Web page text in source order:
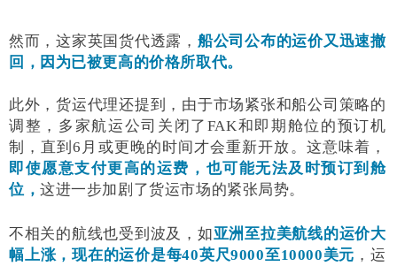
然而，这家英国货代透露， 船公司公布的运价又迅速撤
回，因为已被更高的价格所取代。
此外，货运代理还提到，由于市场紧张和船公司策略的
调整，多家航运公司关闭了FAK和即期舱位的预订机
制，直到6月或更晚的时间才会重新开放。这意味着，
即使愿意支付更高的运费，也可能无法及时预订到舱
位，这进一步加剧了货运市场的紧张局势。
不相关的航线也受到波及，如亚洲至拉美航线的运价大
幅上涨，现在的运价是每40英尺9000至10000美元 ，运